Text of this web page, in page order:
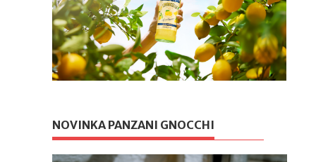
NOVINKA PANZANI GNOCCHI